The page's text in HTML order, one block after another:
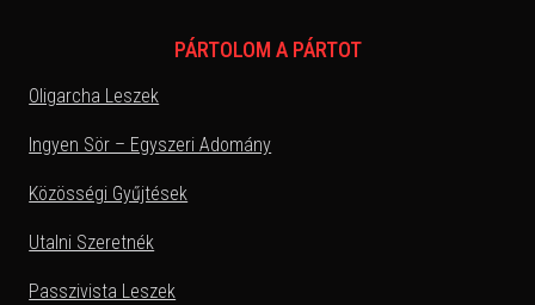
PÁRTOLOM A PÁRTOT
Oligarcha Leszek
Ingyen Sör – Egyszeri Adomány
Közösségi Gyűjtések
Utalni Szeretnék
Passzivista Leszek